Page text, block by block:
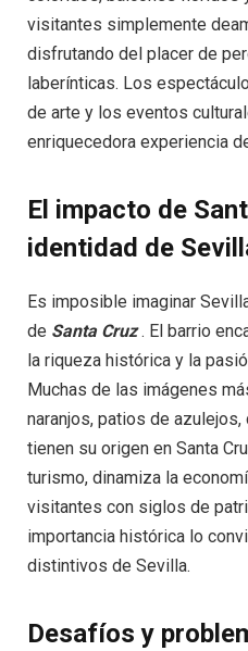
visitantes simplemente
disfrutando del placer de
laberínticas. Los
de arte y los eventos
enriquecedora experiencia
El impacto de
identidad de
Es imposible imaginar
de Santa Cruz. El barrio
la riqueza histórica y la
Muchas de las imágenes
naranjos, patios de
tienen su origen en Santa
turismo, dinamiza la
visitantes con siglos de
importancia histórica lo
distintivos de Sevilla.
Desafíos y